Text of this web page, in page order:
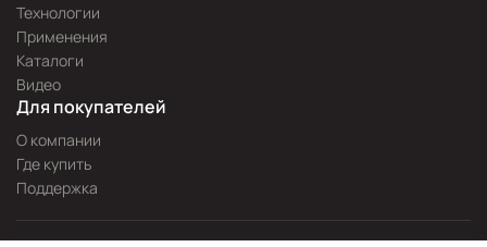
Технологии
Применения
Каталоги
Видео
Для покупателей
О компании
Где купить
Поддержка